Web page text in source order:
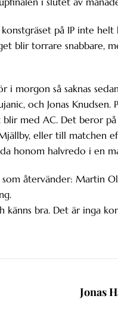
på IP inte
blir torrare snabbare,
i morgon så saknas
och Jonas
med AC. Det beror på
eller till matchen
honom halvredo i en
återvänder: Martin
känns bra. Det är inga
Jonas